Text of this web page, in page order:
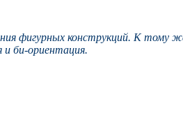
фигурных конструкций. К тому
и би-ориентация.